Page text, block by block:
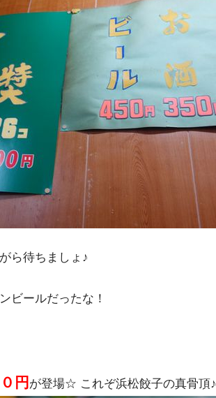
ら待ちましょ♪
ビールだったな！
円 が登場☆ これぞ浜松餃子の真骨頂♪